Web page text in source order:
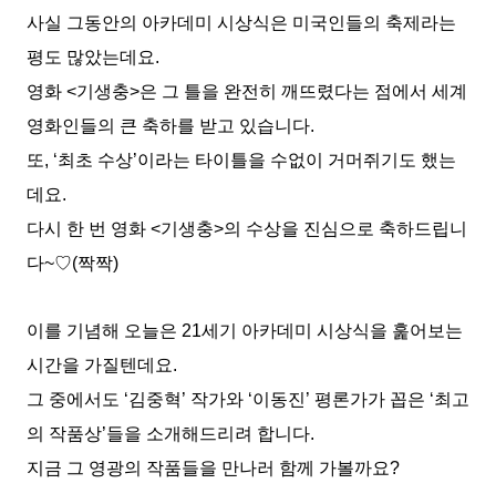
사실 그동안의 아카데미 시상식은 미국인들의 축제라는
평도 많았는데요.
영화 <기생충>은 그 틀을 완전히 깨뜨렸다는 점에서 세계
영화인들의 큰 축하를 받고 있습니다.
또, ‘최초 수상’이라는 타이틀을 수없이 거머쥐기도 했는
데요.
다시 한 번 영화 <기생충>의 수상을 진심으로 축하드립니
다~♡(짝짝)
이를 기념해 오늘은 21세기 아카데미 시상식을 훑어보는
시간을 가질텐데요.
그 중에서도 ‘김중혁’ 작가와 ‘이동진’ 평론가가 꼽은 ‘최고
의 작품상’들을 소개해드리려 합니다.
지금 그 영광의 작품들을 만나러 함께 가볼까요?